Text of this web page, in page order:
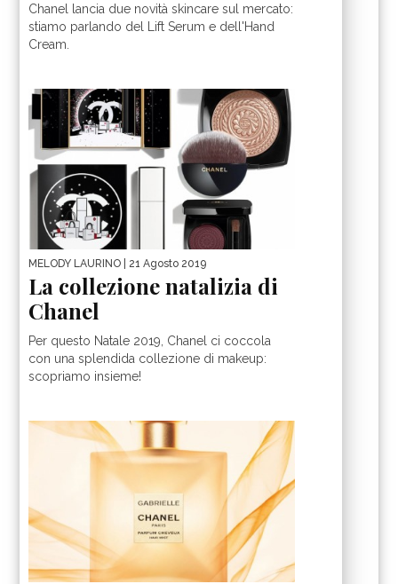
Chanel lancia due novità skincare sul mercato:
stiamo parlando del Lift Serum e dell'Hand
Cream.
MELODY LAURINO | 21 Agosto 2019
La collezione natalizia di
Chanel
Per questo Natale 2019, Chanel ci coccola
con una splendida collezione di makeup:
scopriamo insieme!